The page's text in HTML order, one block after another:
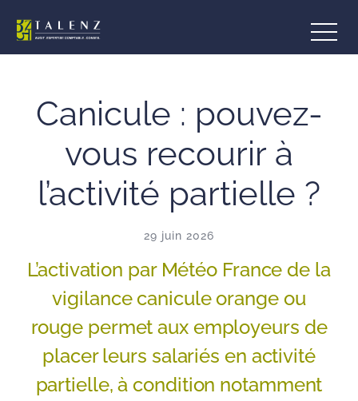
contenu
Canicule : pouvez-
vous recourir à
l’activité partielle ?
29 juin 2026
L’activation par Météo France de la
vigilance canicule orange ou
rouge permet aux employeurs de
placer leurs salariés en activité
partielle, à condition notamment